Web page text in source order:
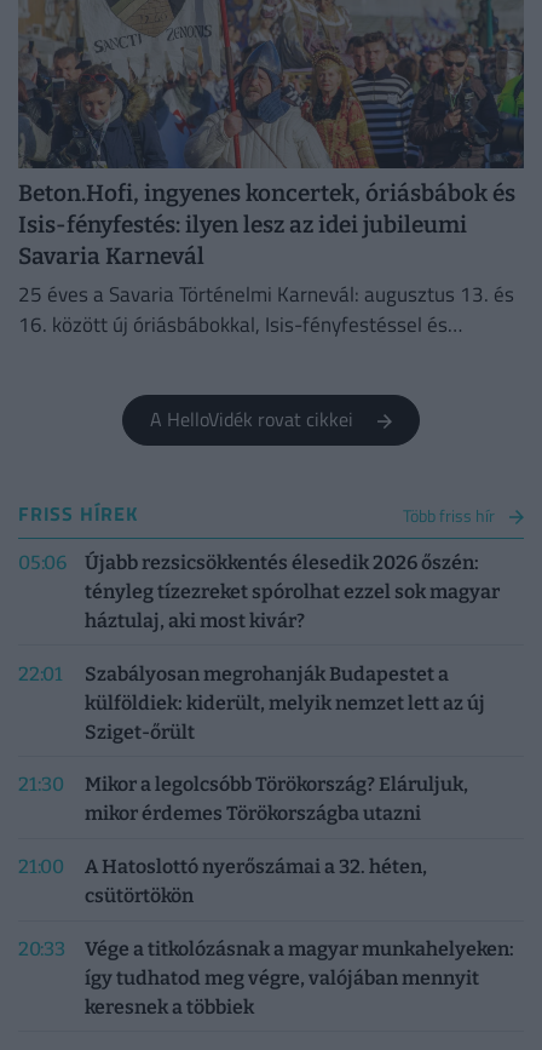
Beton.Hofi, ingyenes koncertek, óriásbábok és
Isis-fényfestés: ilyen lesz az idei jubileumi
Savaria Karnevál
25 éves a Savaria Történelmi Karnevál: augusztus 13. és
16. között új óriásbábokkal, Isis-fényfestéssel és
A HelloVidék rovat cikkei
FRISS HÍREK Több friss hír
05:06
Újabb rezsicsökkentés élesedik 2026 őszén:
tényleg tízezreket spórolhat ezzel sok magyar
háztulaj, aki most kivár?
22:01
Szabályosan megrohanják Budapestet a
külföldiek: kiderült, melyik nemzet lett az új
Sziget-őrült
21:30
Mikor a legolcsóbb Törökország? Eláruljuk,
mikor érdemes Törökországba utazni
21:00
A Hatoslottó nyerőszámai a 32. héten,
csütörtökön
20:33
Vége a titkolózásnak a magyar munkahelyeken:
így tudhatod meg végre, valójában mennyit
keresnek a többiek